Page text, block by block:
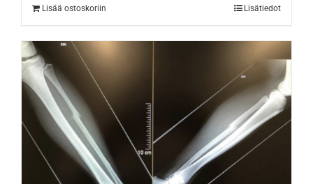
Lisää ostoskoriin Lisätiedot